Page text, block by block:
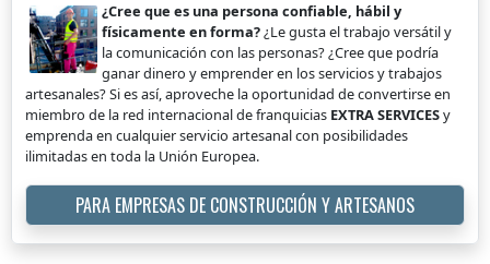
¿Cree que es una persona confiable, hábil y
físicamente en forma?¿Le gusta el trabajo versátil y
la comunicación con las personas? ¿Cree que podría
ganar dinero y emprender en los servicios y trabajos
artesanales? Si es así, aproveche la oportunidad de convertirse en
miembro de la red internacional de franquicias EXTRA SERVICESy
emprenda en cualquier servicio artesanal con posibilidades
ilimitadas en toda la Unión Europea.
PARA EMPRESAS DE CONSTRUCCIÓN Y ARTESANOS